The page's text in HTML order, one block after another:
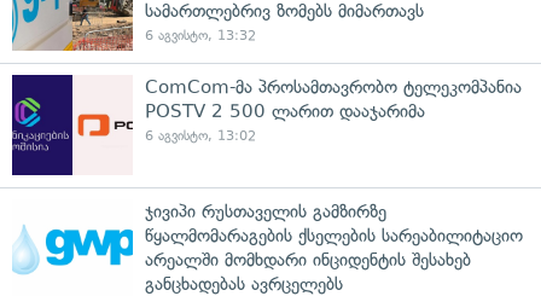
სამართლებრივ ზომებს მიმართავს
6 აგვისტო, 13:32
ComCom-მა პროსამთავრობო ტელეკომპანია
POSTV 2 500 ლარით დააჯარიმა
6 აგვისტო, 13:02
ჯივიპი რუსთაველის გამზირზე
წყალმომარაგების ქსელების სარეაბილიტაციო
არეალში მომხდარი ინციდენტის შესახებ
განცხადებას ავრცელებს